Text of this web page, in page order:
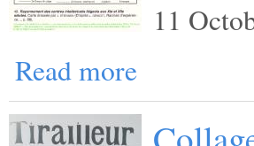
11
Read more